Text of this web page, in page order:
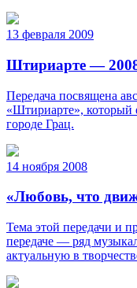
13 февраля 2009
Штириарте —
Передача посвящена
«Штириарте», который
городе Грац.
14 ноября 2008
«Любовь, что
Тема этой передачи и
передаче — ряд
актуальную в